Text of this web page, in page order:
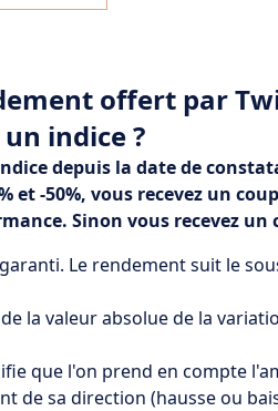
offert par
indice ?
depuis la date de
et -50%, vous recevez un
Sinon vous recevez un
Le rendement suit le
la valeur absolue de la
que l'on prend en compte
de sa direction (hausse ou